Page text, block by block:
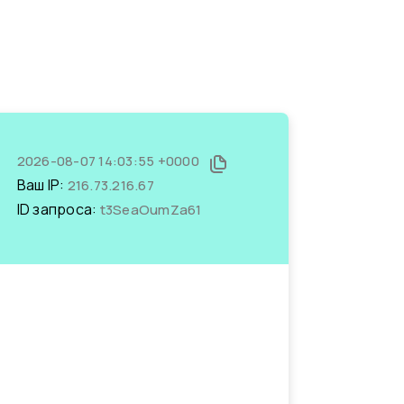
2026-08-07 14:03:55 +0000
Ваш IP: 216.73.216.67
ID запроса: t3SeaOumZa61